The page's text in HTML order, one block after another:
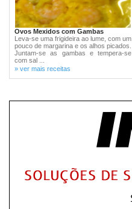
Ovos Mexidos com Gambas
Leva-se uma frigideira ao lume, com um
pouco de margarina e os alhos picados.
Juntam-se as gambas e tempera-se
com sal ...
» ver mais receitas